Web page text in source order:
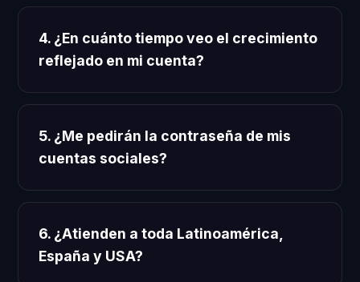
4. ¿En cuánto tiempo veo el crecimiento
reflejado en mi cuenta?
5. ¿Me pedirán la contraseña de mis
cuentas sociales?
6. ¿Atienden a toda Latinoamérica,
España y USA?